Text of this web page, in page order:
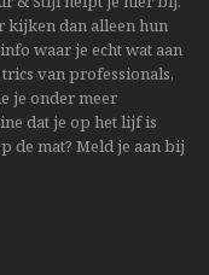
kijken dan alleen hun
waar je echt wat aan
van professionals,
je onder meer
dat je op het lijf is
de mat? Meld je aan bij